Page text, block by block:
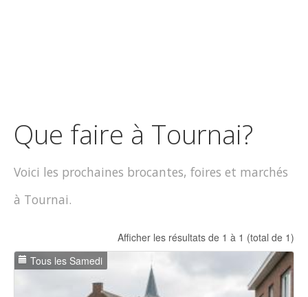
Que faire à Tournai?
Voici les prochaines brocantes, foires et marchés
à Tournai.
Afficher les résultats de 1 à 1 (total de 1)
Tous les Samedi